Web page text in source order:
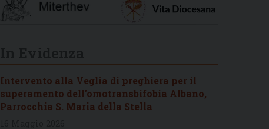
Intervento alla Veglia di preghiera per il
superamento dell’omotransbifobia Albano,
Parrocchia S. Maria della Stella